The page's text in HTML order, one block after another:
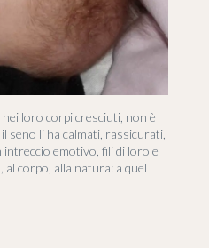
loro corpi cresciuti, non è
seno li ha calmati, rassicurati,
emotivo, fili di loro e
al corpo, alla natura: a quel